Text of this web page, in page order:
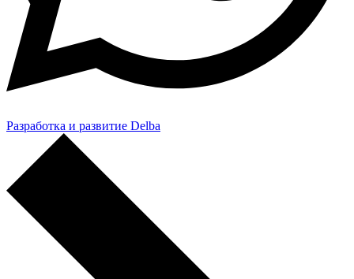
Разработка и развитие Delba